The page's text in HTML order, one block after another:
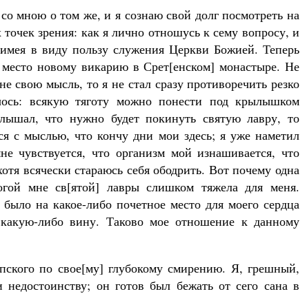
мною о том же, и я сознаю свой долг посмотреть на
зрения: как я лично отношусь к сему вопросу, и
в виду пользу служения Церкви Божией. Теперь
новому викарию в Срет[енском] монастыре. Не
свою мысль, то я не стал сразу противоречить резко
всякую тяготу можно понести под крылышком
что нужно будет покинуть святую лавру, то
с мыслью, что кончу дни мои здесь; я уже наметил
чувствуется, что организм мой изнашивается, что
всячески стараюсь себя ободрить. Вот почему одна
мне св[ятой] лавры слишком тяжела для меня.
на какое-либо почетное место для моего сердца
либо вину. Таково мое отношение к данному
по свое[му] глубокому смирению. Я, грешный,
он готов был бежать от сего сана в